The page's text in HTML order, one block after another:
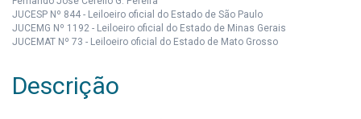
JUCESP Nº 844 - Leiloeiro oficial do Estado de São Paulo
JUCEMG Nº 1192 - Leiloeiro oficial do Estado de Minas Gerais
JUCEMAT Nº 73 - Leiloeiro oficial do Estado de Mato Grosso
Descrição